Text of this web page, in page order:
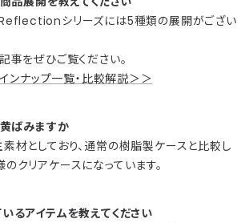
シリーズには5種類の展開がござい
事をぜひご覧ください。
ナップ一覧・比較解説＞＞
みますか
材としており、通常の樹脂製ケースと比較し
クリアケースになっています。
るアイテムを教えてください